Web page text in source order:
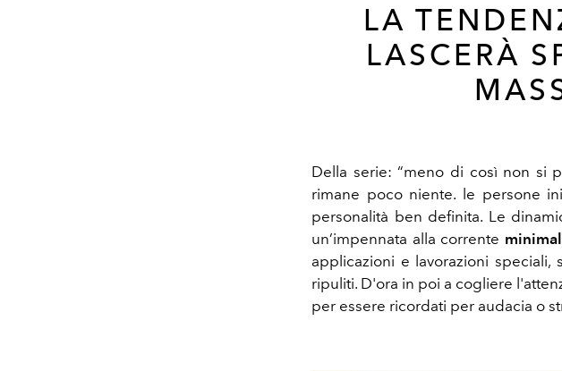
LA
LASCERÀ
Della serie: “meno di così non si
rimane poco niente. le persone
personalità ben definita. Le
un’impennata alla corrente
applicazioni e lavorazioni
ripuliti. D'ora in poi a cogliere
per essere ricordati per audacia o